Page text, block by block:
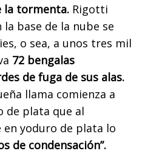
la tormenta. Rigotti
la base de la nube se
o sea, a unos tres mil
72 bengalas
de fuga de sus alas.
llama comienza a
de plata que al
en yoduro de plata lo
de condensación”.